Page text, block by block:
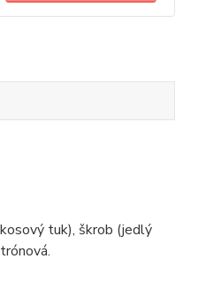
tuk), škrob (jedlý